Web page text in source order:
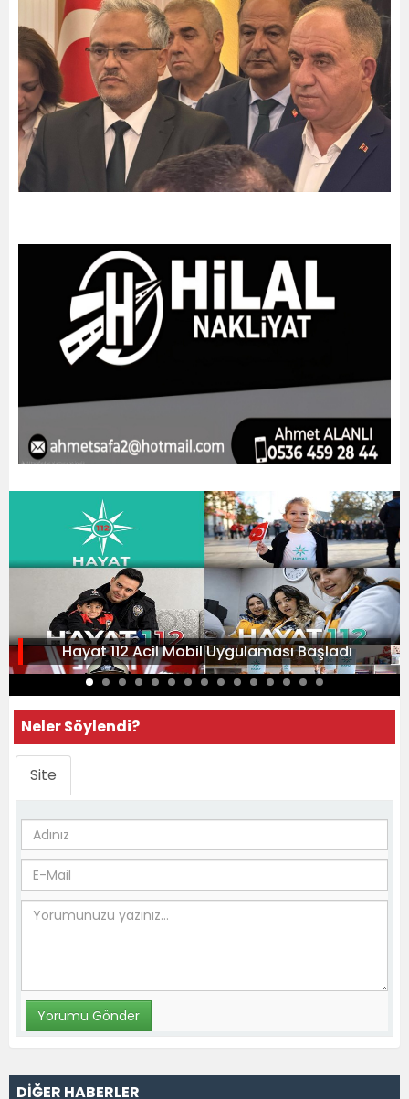
Hayat 112 Acil Mobil Uygulaması Başladı
Neler Söylendi?
Site
DİĞER HABERLER